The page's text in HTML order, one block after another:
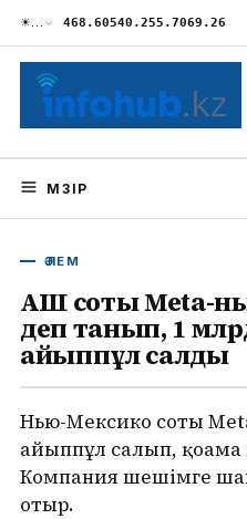
☀… 468.60540.255.7069.26
МӘЗІР
ӘЛЕМ
АҚШ соты Meta-
деп танып, 1
айыппұл салды
Нью-Мексико соты
айыппұл салып,
Компания шешімге
отыр.